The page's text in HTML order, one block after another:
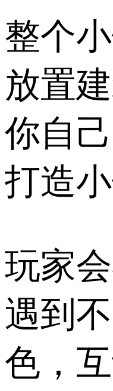
整个
放置
你自
打造小
玩家
遇到
色，